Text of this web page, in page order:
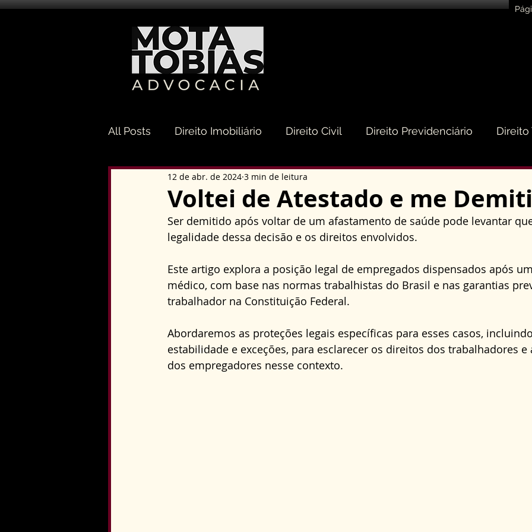
All Posts Direito Imobiliário Direito Civil Direito Previdenciário Direito
Direito Sucessório Direito do Consumidor
Direito Tributário Direito Empresarial e Societário Direito de Trânsito
Direito Constitucional Direito Administrativo Direito da Saúde condo
Voltei de Atestado e me
12 de abr. de 2024 3 min de leitura
Ser demitido após voltar de um afastamento de saúde pode levantar
legalidade dessa decisão e os direitos envolvidos.
Este artigo explora a posição legal de empregados dispensados após
médico, com base nas normas trabalhistas do Brasil e nas garantias
trabalhador na Constituição Federal.
Abordaremos as proteções legais específicas para esses casos,
estabilidade e exceções, para esclarecer os direitos dos trabalhadores e
dos empregadores nesse contexto.